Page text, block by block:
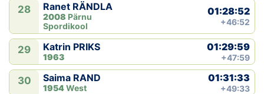
28 Ranet RÄNDLA
2008 Pärnu
Spordikool
01:28:52
+46:52
29 Katrin PRIKS
1963
01:29:59
+47:59
30 Saima RAND
1954West
01:31:33
+49:33